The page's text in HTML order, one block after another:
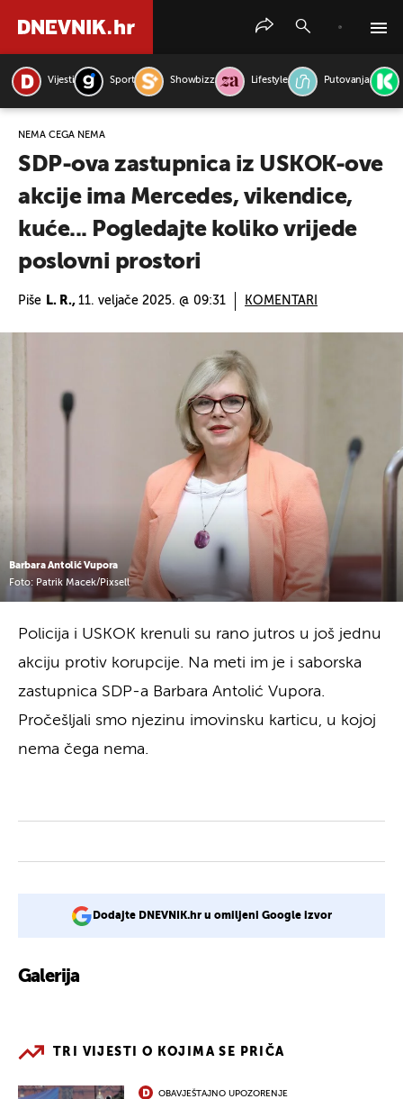
Vijesti Sport Showbizz Lifestyle Putovanja
NEMA ČEGA NEMA
SDP-ova zastupnica iz USKOK-ove
akcije ima Mercedes, vikendice,
kuće... Pogledajte koliko vrijede
poslovni prostori
Piše L. R., 11. veljače 2025. @ 09:31 KOMENTARI
Barbara Antolić Vupora
Foto: Patrik Macek/Pixsell
Policija i USKOK krenuli su rano jutros u još jednu
akciju protiv korupcije. Na meti im je i saborska
zastupnica SDP-a Barbara Antolić Vupora.
Pročešljali smo njezinu imovinsku karticu, u kojoj
nema čega nema.
Dodajte DNEVNIK.hr u omiljeni Google izvor
Galerija
TRI VIJESTI O KOJIMA SE PRIČA
OBAVJEŠTAJNO UPOZORENJE
PRETRAŽITE VIJESTI